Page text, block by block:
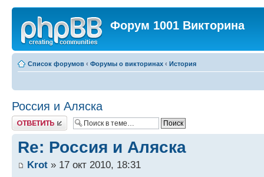
Форум 1001 Викторина
Список форумов ‹ Форумы о викторинах ‹ История
Россия и Аляска
Ответить
Re: Россия и Аляска
Krot » 17 окт 2010, 18:31